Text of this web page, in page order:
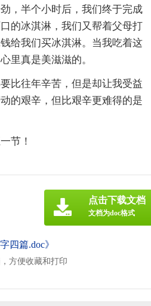
，半个小时后，我们终于完成
的冰淇淋，我们又帮着父母打
给我们买冰淇淋。当我吃着这
里真是美滋滋的。
比往年辛苦，但是却让我受益
的艰辛，但比艰辛更难得的是
节！
四篇.doc》
方便收藏和打印
点击下载文档
文档为doc格式